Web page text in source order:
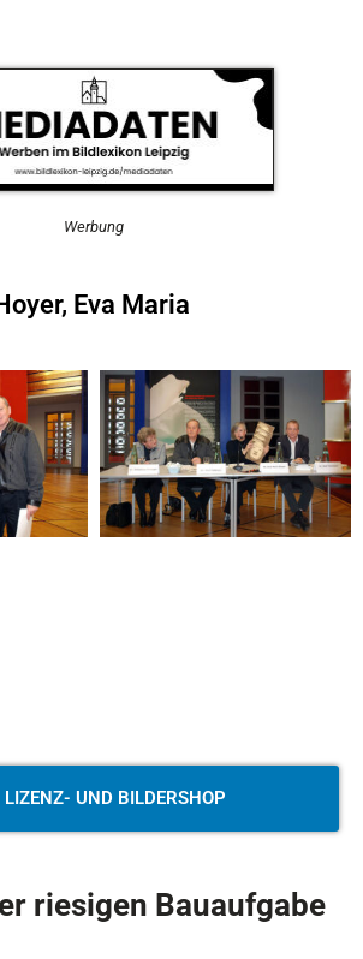
Werbung
Eva Maria
UND BILDERSHOP
riesigen Bauaufgabe